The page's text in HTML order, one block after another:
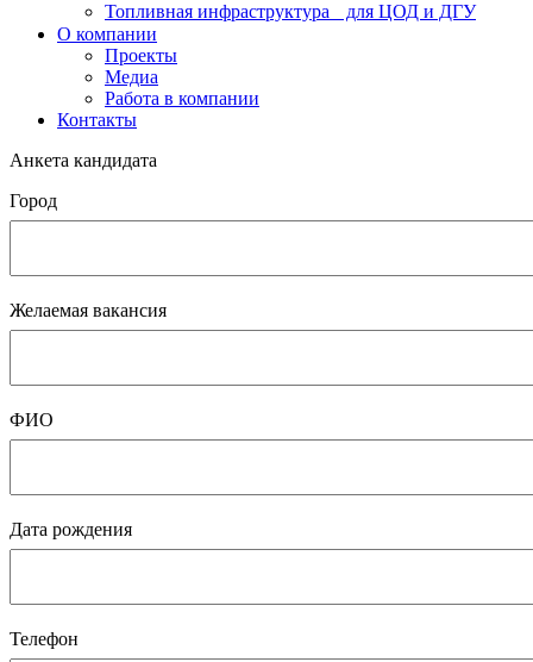
Топливная инфраструктура для ЦОД и ДГУ
О компании
Проекты
Медиа
Работа в компании
Контакты
Анкета кандидата
Город
Желаемая вакансия
ФИО
Дата рождения
Телефон